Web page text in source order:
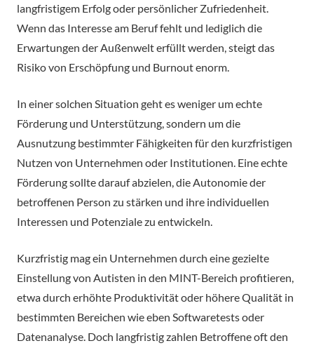
langfristigem Erfolg oder persönlicher Zufriedenheit.
Wenn das Interesse am Beruf fehlt und lediglich die
Erwartungen der Außenwelt erfüllt werden, steigt das
Risiko von Erschöpfung und Burnout enorm.
In einer solchen Situation geht es weniger um echte
Förderung und Unterstützung, sondern um die
Ausnutzung bestimmter Fähigkeiten für den kurzfristigen
Nutzen von Unternehmen oder Institutionen. Eine echte
Förderung sollte darauf abzielen, die Autonomie der
betroffenen Person zu stärken und ihre individuellen
Interessen und Potenziale zu entwickeln.
Kurzfristig mag ein Unternehmen durch eine gezielte
Einstellung von Autisten in den MINT-Bereich profitieren,
etwa durch erhöhte Produktivität oder höhere Qualität in
bestimmten Bereichen wie eben Softwaretests oder
Datenanalyse. Doch langfristig zahlen Betroffene oft den